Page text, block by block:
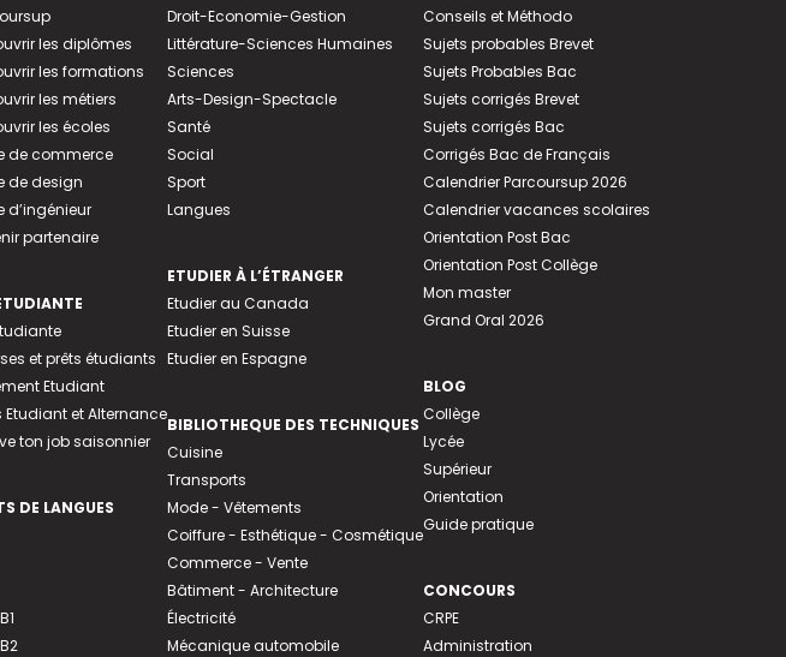
les diplômes
les formations
les métiers
les écoles
de commerce
de design
d’ingénieur
partenaire
et prêts étudiants
Etudiant
Etudiant et Alternance
ton job saisonnier
DE LANGUES
Droit-Economie-Gestion
Littérature-Sciences Humaines
Sciences
Arts-Design-Spectacle
Santé
Social
Sport
Langues
ETUDIER À L’ÉTRANGER
Etudier au Canada
Etudier en Suisse
Etudier en Espagne
BIBLIOTHEQUE DES TECHNIQUES
Cuisine
Transports
Mode - Vêtements
Coiffure - Esthétique - Cosmétique
Commerce - Vente
Bâtiment - Architecture
Électricité
Mécanique automobile
Conseils et Méthodo
Sujets probables Brevet
Sujets Probables Bac
Sujets corrigés Brevet
Sujets corrigés Bac
Corrigés Bac de Français
Calendrier Parcoursup 2026
Calendrier vacances scolaires
Orientation Post Bac
Orientation Post Collège
Mon master
Grand Oral 2026
BLOG
Collège
Lycée
Supérieur
Orientation
Guide pratique
CONCOURS
CRPE
Administration